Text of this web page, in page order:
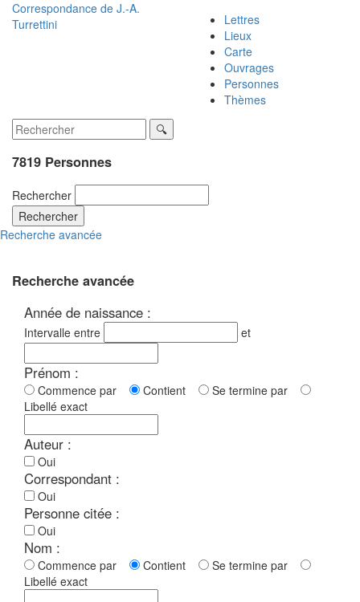
Correspondance de J.-A.
Turrettini
Lettres
Lieux
Carte
Ouvrages
Personnes
Thèmes
7819 Personnes
Rechercher
Rechercher
Recherche avancée
Recherche avancée
Année de naissance :
Intervalle entre et
Prénom :
Commence par Contient
Se termine par
Libellé exact
Auteur :
Oui
Correspondant :
Oui
Personne citée :
Oui
Nom :
Commence par Contient
Se termine par
Libellé exact